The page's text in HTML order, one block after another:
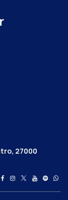
27000